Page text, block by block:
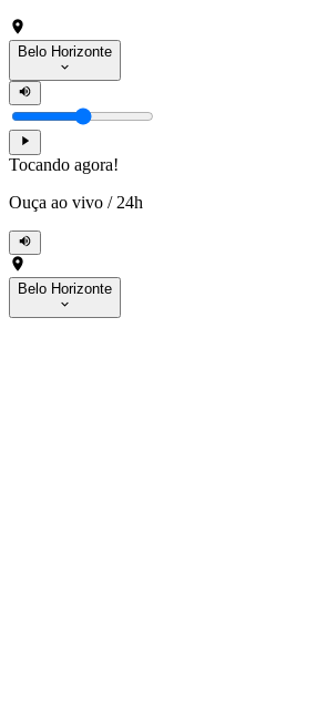
Belo Horizonte
Tocando agora!
Ouça ao vivo / 24h
Belo Horizonte